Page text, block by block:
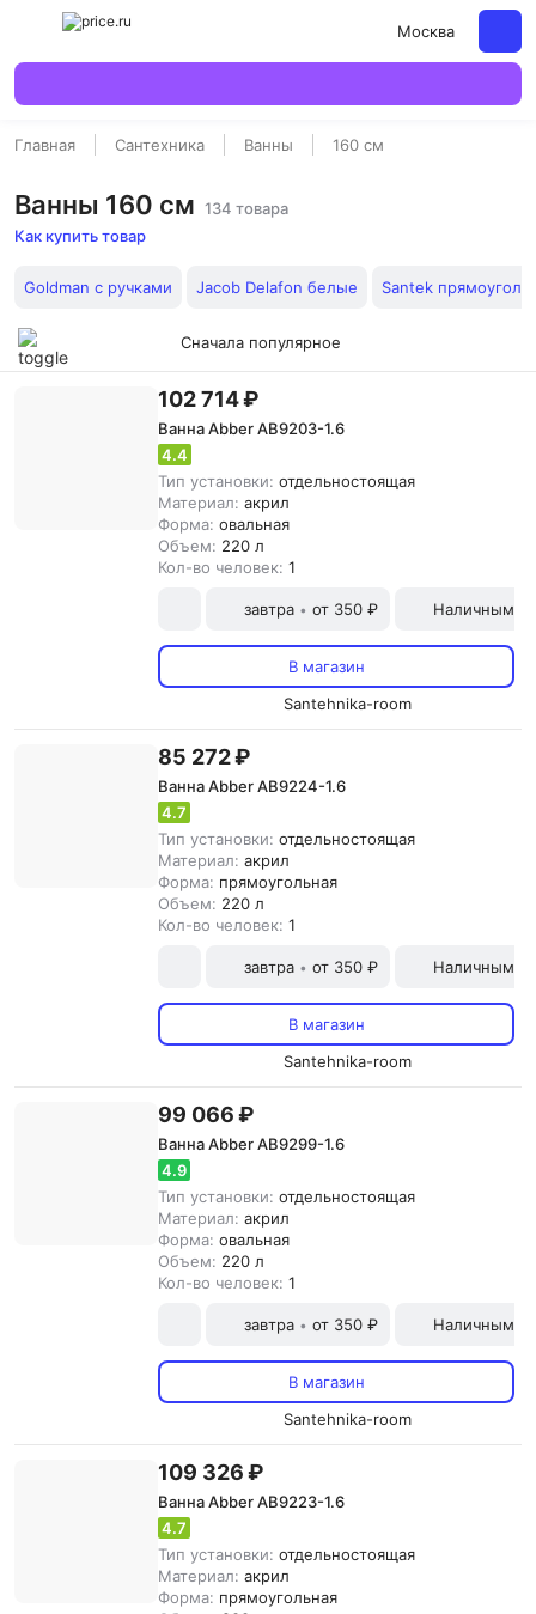
Москва
Главная Сантехника Ванны 160 см
Ванны 160 см 134 товара
Как купить товар
Goldman с ручками Jacob Delafon белые Santek
Сначала популярное
102 714 ₽
Ванна Abber AB9203-1.6
4.4
Тип установки: отдельностоящая
Материал: акрил
Форма: овальная
Объем: 220 л
Кол-во человек: 1
завтра • от 350 ₽ Наличными
В магазин
Santehnika-room
85 272 ₽
Ванна Abber AB9224-1.6
4.7
Тип установки: отдельностоящая
Материал: акрил
Форма: прямоугольная
Объем: 220 л
Кол-во человек: 1
завтра • от 350 ₽ Наличными
В магазин
Santehnika-room
99 066 ₽
Ванна Abber AB9299-1.6
4.9
Тип установки: отдельностоящая
Материал: акрил
Форма: овальная
Объем: 220 л
Кол-во человек: 1
завтра • от 350 ₽ Наличными
В магазин
Santehnika-room
109 326 ₽
Ванна Abber AB9223-1.6
4.7
Тип установки: отдельностоящая
Материал: акрил
Форма: прямоугольная